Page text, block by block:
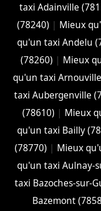
taxi Adainville
(78240) | Mieux
qu'un taxi Andelu
(78260) | Mieux
qu'un taxi
taxi Aubergenville
(78610) | Mieux
qu'un taxi Bailly
(78770) | Mieux
qu'un taxi Aulnay-
taxi Bazoches-sur-
Bazemont